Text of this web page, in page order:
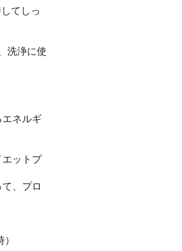
てしっ
洗浄に使
ネルギ
ットプ
、プロ